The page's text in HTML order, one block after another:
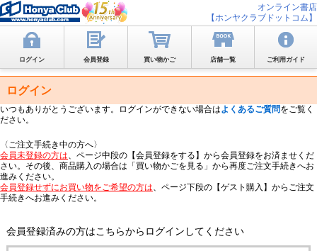
オンライン書店
【ホンヤクラブドットコム】
ログイン 会員登録 買い物かご 店舗一覧 ご利用ガイド
ログイン
いつもありがとうございます。ログインができない場合はよくあるご質問をご覧く
ださい。
〈ご注文手続き中の方へ〉
会員未登録の方は、ページ中段の【会員登録をする】から会員登録をお済ませくだ
さい。その後、商品購入の場合は「買い物かごを見る」から再度ご注文手続きへお
進みください。
会員登録せずにお買い物をご希望の方は、ページ下段の【ゲスト購入】からご注文
手続きへお進みください。
会員登録済みの方はこちらからログインしてください